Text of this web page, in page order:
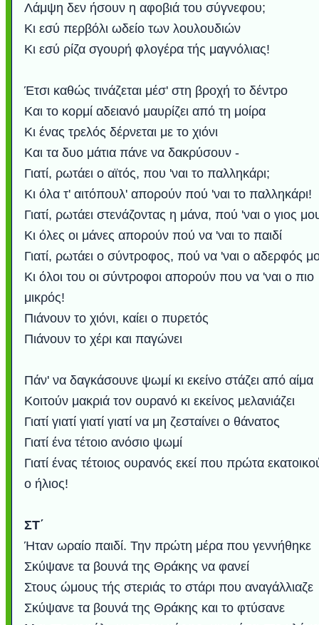
Λάμψη δεν ήσουν η αφοβιά του σύγνεφου;
Κι εσύ περβόλι ωδείο των λουλουδιών
Κι εσύ ρίζα σγουρή φλογέρα τής μαγνόλιας!
Έτσι καθώς τινάζεται μέσ' στη βροχή το δέντρo
Και το κορμί αδειανό μαυρίζει από τη μοίρα
Κι ένας τρελός δέρνεται με το χιόνι
Και τα δυο μάτια πάνε να δακρύσουν -
Γιατί, ρωτάει ο αϊτός, που 'ναι το παλληκάρι;
Κι όλα τ' αιτόπουλ' απορούν πού 'ναι το παλληκάρι!
Γιατί, ρωτάει στενάζοντας η μάνα, πού 'ναι ο γιος
Κι όλες οι μάνες απορούν πού να 'ναι το παιδί
Γιατί, ρωτάει ο σύντροφος, πού να 'ναι ο αδερφός
Κι όλοι του οι σύντροφοι απορούν που να 'ναι ο πιο
μικρός!
Πιάνουν το χιόνι, καίει ο πυρετός
Πιάνουν το χέρι και παγώνει
Πάν' να δαγκάσουνε ψωμί κι εκείνο στάζει από αίμα
Κοιτούν μακριά τον ουρανό κι εκείνος μελανιάζει
Γιατί γιατί γιατί γιατί να μη ζεσταίνει ο θάνατος
Γιατί ένα τέτοιο ανόσιο ψωμί
Γιατί ένας τέτοιος ουρανός εκεί που πρώτα
ο ήλιος!
ΣΤ΄
Ήταν ωραίο παιδί. Την πρώτη μέρα που γεννήθηκε
Σκύψανε τα βουνά της Θράκης να φανεί
Στους ώμους τής στεριάς το στάρι που αναγάλλιαζε
Σκύψανε τα βουνά της Θράκης και το φτύσανε